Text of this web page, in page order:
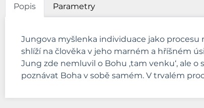
Popis Parametry
Jungova myšlenka individuace jako
shlíží na člověka v jeho marném a hříšném
Jung zde nemluvil o Bohu ‚tam venku‘, ale
poznávat Boha v sobě samém. V trvalém